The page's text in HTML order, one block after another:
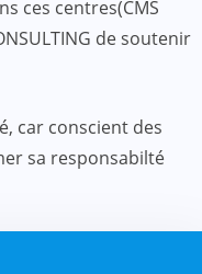
ces centres(CMS
de soutenir
car conscient des
sa responsabilté